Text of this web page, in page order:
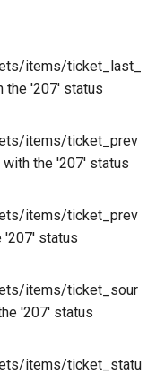
items/ticket_last_
the '207' status
items/ticket_prev
with the '207' status
items/ticket_prev
'207' status
items/ticket_sour
'207' status
items/ticket_statu